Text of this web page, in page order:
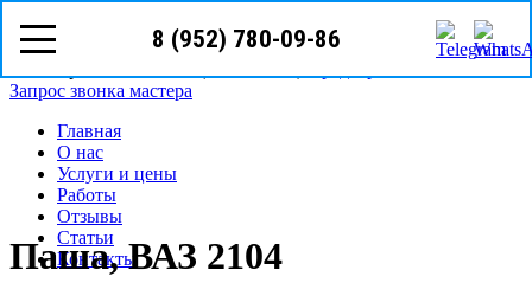
8 (952) 780-09-86
8 (952)
телефон в г. Нижний Новгород
Запрос звонка мастера
Главная
О нас
Услуги и цены
Работы
Отзывы
Статьи
Контакты
Паша, ВАЗ 2104